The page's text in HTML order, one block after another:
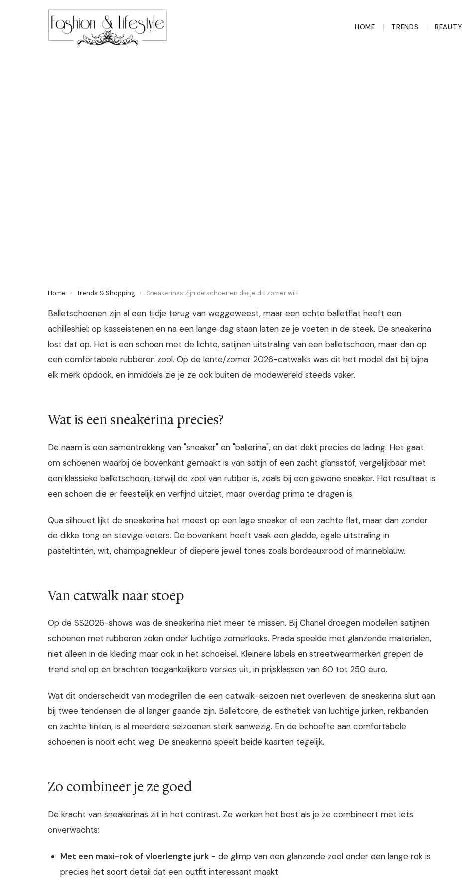
HOME TRENDS BEAUTY
Home › Trends & Shopping › Sneakerinas zijn de schoenen die je dit zomer wilt
Balletschoenen zijn al een tijdje terug van weggeweest, maar een echte balletflat heeft een
achilleshiel: op kasseistenen en na een lange dag staan laten ze je voeten in de steek. De sneakerina
lost dat op. Het is een schoen met de lichte, satijnen uitstraling van een balletschoen, maar dan op
een comfortabele rubberen zool. Op de lente/zomer 2026-catwalks was dit het model dat bij bijna
elk merk opdook, en inmiddels zie je ze ook buiten de modewereld steeds vaker.
Wat is een sneakerina precies?
De naam is een samentrekking van "sneaker" en "ballerina", en dat dekt precies de lading. Het gaat
om schoenen waarbij de bovenkant gemaakt is van satijn of een zacht glansstof, vergelijkbaar met
een klassieke balletschoen, terwijl de zool van rubber is, zoals bij een gewone sneaker. Het resultaat is
een schoen die er feestelijk en verfijnd uitziet, maar overdag prima te dragen is.
Qua silhouet lijkt de sneakerina het meest op een lage sneaker of een zachte flat, maar dan zonder
de dikke tong en stevige veters. De bovenkant heeft vaak een gladde, egale uitstraling in
pasteltinten, wit, champagnekleur of diepere jewel tones zoals bordeauxrood of marineblauw.
Van catwalk naar stoep
Op de SS2026-shows was de sneakerina niet meer te missen. Bij Chanel droegen modellen satijnen
schoenen met rubberen zolen onder luchtige zomerlooks. Prada speelde met glanzende materialen,
niet alleen in de kleding maar ook in het schoeisel. Kleinere labels en streetwearmerken grepen de
trend snel op en brachten toegankelijkere versies uit, in prijsklassen van 60 tot 250 euro.
Wat dit onderscheidt van modegrillen die een catwalk-seizoen niet overleven: de sneakerina sluit aan
bij twee tendensen die al langer gaande zijn. Balletcore, de esthetiek van luchtige jurken, rekbanden
en zachte tinten, is al meerdere seizoenen sterk aanwezig. En de behoefte aan comfortabele
schoenen is nooit echt weg. De sneakerina speelt beide kaarten tegelijk.
Zo combineer je ze goed
De kracht van sneakerinas zit in het contrast. Ze werken het best als je ze combineert met iets
onverwachts:
Met een maxi-rok of vloerlengte jurk - de glimp van een glanzende zool onder een lange rok is
precies het soort detail dat een outfit interessant maakt.